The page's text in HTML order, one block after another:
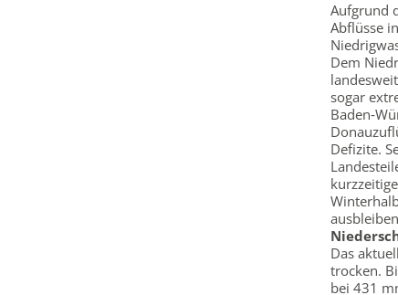
Aufgrund
Abflüsse
Dem
sogar
Defizite.
Das
trocken.
bei 431